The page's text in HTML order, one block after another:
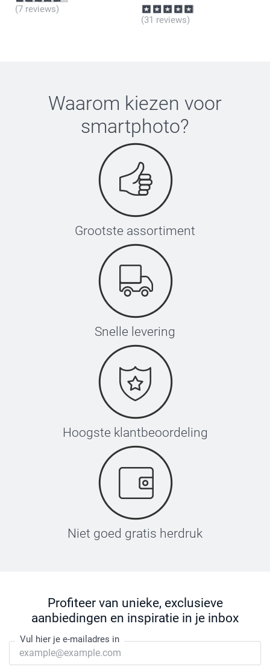
(7 reviews)
(31 reviews)
Waarom kiezen voor
smartphoto?
Grootste assortiment
Snelle levering
Hoogste klantbeoordeling
Niet goed gratis herdruk
Profiteer van unieke, exclusieve
aanbiedingen en inspiratie in je inbox
Vul hier je e-mailadres in